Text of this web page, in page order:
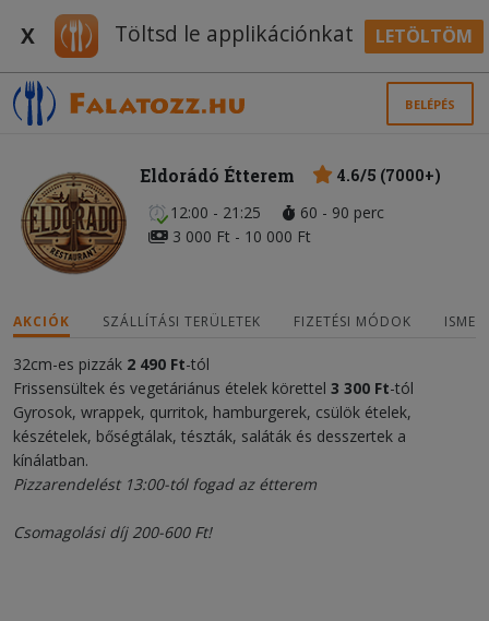
X Töltsd le applikációnkat LETÖLTÖM
BELÉPÉS
Eldorádó Étterem
4.6/5 (7000+)
12:00 - 21:25
60 - 90 perc
3 000 Ft - 10 000 Ft
AKCIÓK SZÁLLÍTÁSI TERÜLETEK FIZETÉSI MÓDOK
32cm-es pizzák 2 490 Ft-tól
Frissensültek és vegetáriánus ételek körettel 3 300 Ft-tól
Gyrosok, wrappek, qurritok, hamburgerek, csülök ételek,
készételek, bőségtálak, tészták, saláták és desszertek a
kínálatban.
Pizzarendelést 13:00-tól fogad az étterem
Csomagolási díj 200-600 Ft!